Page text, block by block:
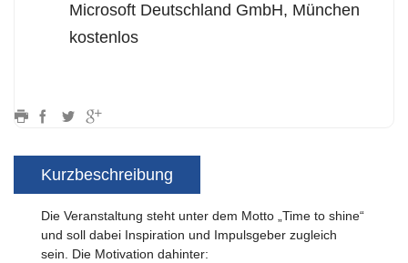
Microsoft Deutschland GmbH, München
kostenlos
Kurzbeschreibung
Die Veranstaltung steht unter dem Motto „Time to shine“
und soll dabei Inspiration und Impulsgeber zugleich
sein. Die Motivation dahinter: